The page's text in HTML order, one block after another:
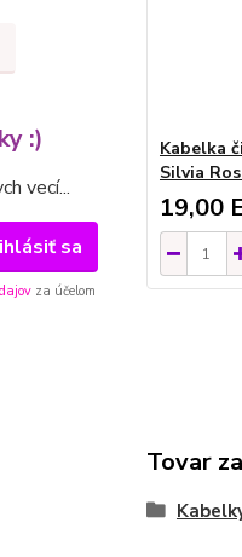
:)
vecí...
sa
za účelom
Kabelka
Silvia
19,00
Tovar